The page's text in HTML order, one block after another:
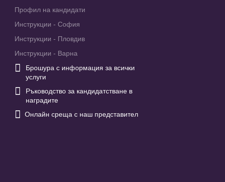
Профил на кандидати
Инструкции - София
Инструкции - Пловдив
Инструкции - Варна

Брошура с информация за всички
услуги

Ръководство за кандидатстване в
наградите
 Онлайн среща с наш представител